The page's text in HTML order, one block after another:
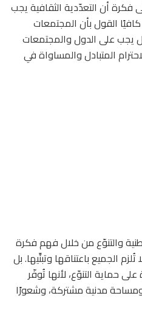
فكرة أن التعدّدية الثقافية يجب
القول بأن المجتمعات
يجب على الدول والمجتمعات
المتبادل والمساواة في
والتنوّع من خلال فهم فكرة
الجميع باعتناقها وتبنِّيها. بل
حماية التنوّع، لأنها تُوفّر
ومساحة مدنية مشتركة، وشعورًا